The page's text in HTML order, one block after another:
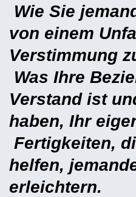
Wie Sie
von einem
Verstimmung
Was Ihre
Verstand ist
haben, Ihr
Fertigkeiten,
helfen,
erleichtern.